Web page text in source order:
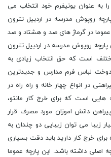
به عنوان یونیفرم خود انتخاب می
روپوش مدرسه در اردبیل تترون
در گرماژ های صد و هشتاد و صد
روپوش مدرسه در اردبیل تترون
است که حق انتخاب زیادی به
لباس فرم مدارس و جدیدترین
در انواع چهار خانه و راه راه در
هایی است که برای خرج کار مانتو،
دانش اموزان مورد مصرف قرار
زیبا می توان زیبایی دو چندان به
خرج کار دارید باید دقت بسیاری
اصلی داشته باشد. این پارچه عموما